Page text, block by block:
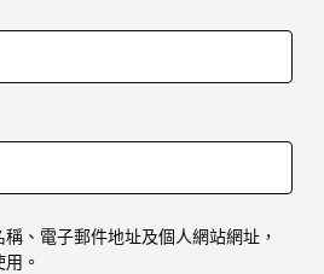
、電子郵件地址及個人網站網址，
。